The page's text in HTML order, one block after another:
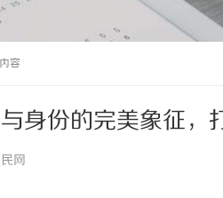
容
身份的完美象征，
网